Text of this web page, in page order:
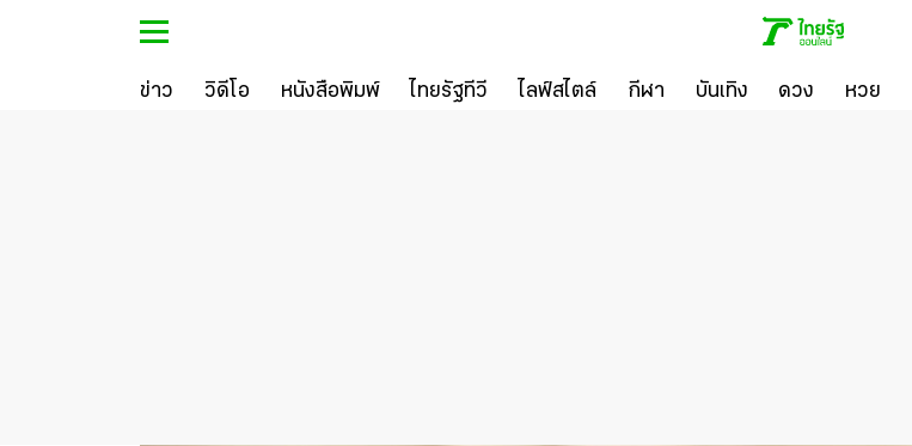
ข่าว วิดีโอ หนังสือพิมพ์ ไทยรัฐทีวี ไลฟ์สไตล์ กีฬา บันเทิง ดวง หวย